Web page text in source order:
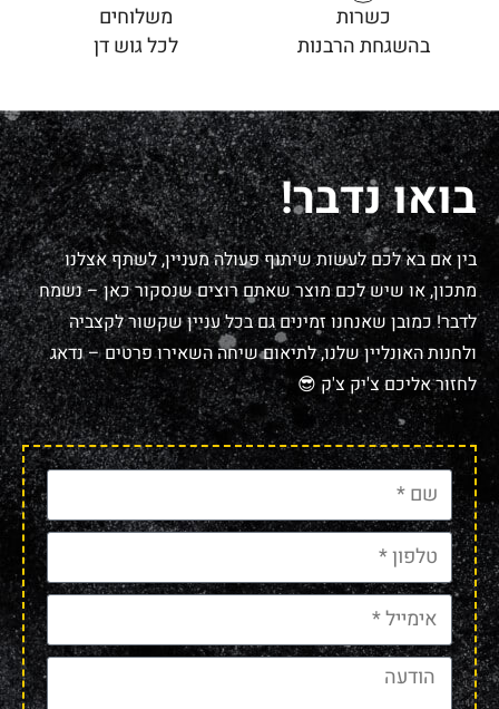
כשרות
בהשגחת הרבנות
משלוחים
לכל גוש דן
בואו נדבר!
בין אם בא לכם לעשות שיתוף פעולה מעניין, לשתף אצלנו
מתכון, או שיש לכם מוצר שאתם רוצים שנסקור כאן – נשמח
לדבר! כמובן שאנחנו זמינים גם בכל עניין שקשור לקצביה
ולחנות האונליין שלנו, לתיאום שיחה השאירו פרטים – נדאג
לחזור אליכם צ'יק צ'ק 😎